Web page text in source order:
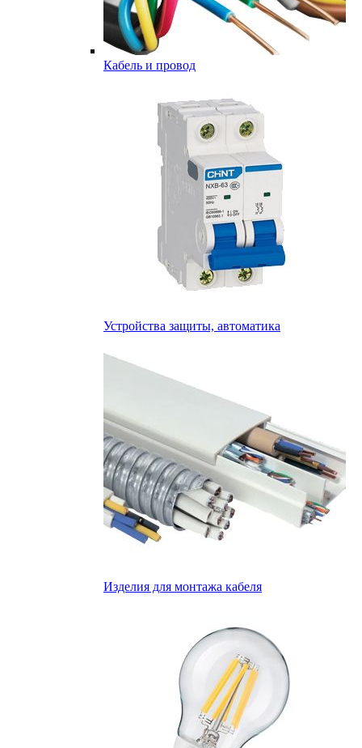
Кабель и провод
Устройства защиты, автоматика
Изделия для монтажа кабеля